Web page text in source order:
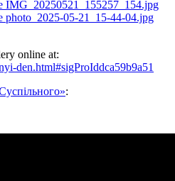
online at:
den.html#sigProIddca59b9a51
: